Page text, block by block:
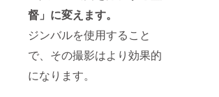
督」に変えます。
ジンバルを使用すること
で、その撮影はより効果的
になります。